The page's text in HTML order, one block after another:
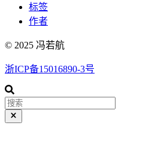
标签
作者
© 2025 冯若航
浙ICP备15016890-3号